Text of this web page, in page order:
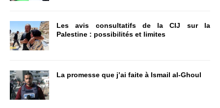
Les avis consultatifs de la CIJ sur la
Palestine : possibilités et limites
La promesse que j’ai faite à Ismail al-Ghoul